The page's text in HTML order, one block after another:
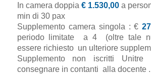
In camera doppia € 1.530,00a
min di 30 pax
Supplemento camera singola : €
periodo limitate a 4 (oltre tale
essere richiesto un ulteriore
Supplemento non iscritti
consegnare in contanti alla docente .